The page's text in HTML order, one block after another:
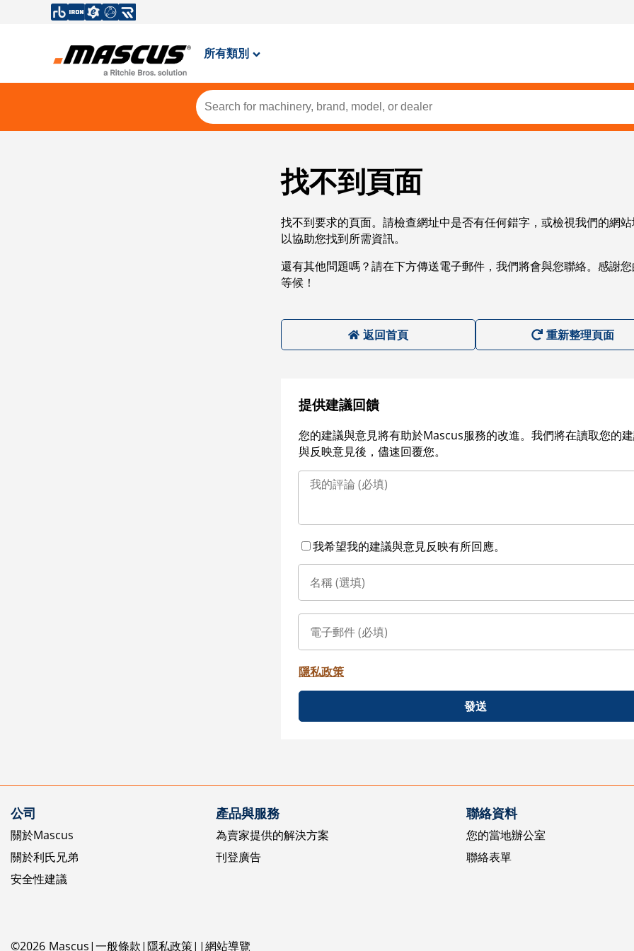
所有類別
找不到頁面
找不到要求的頁面。請檢查網址中是否有任何錯字，或檢視我們的網
以協助您找到所需資訊。
還有其他問題嗎？請在下方傳送電子郵件，我們將會與您聯絡。感謝
等候！
返回首頁 重新整理頁面
提供建議回饋
您的建議與意見將有助於Mascus服務的改進。我們將在讀取您的
與反映意見後，儘速回覆您。
我希望我的建議與意見反映有所回應。
隱私政策
發送
公司
關於Mascus
關於利氏兄弟
安全性建議
產品與服務
為賣家提供的解決方案
刊登廣告
聯絡資料
您的當地辦公室
聯絡表單
©2026 Mascus 一般條款 隱私政策 網站導覽